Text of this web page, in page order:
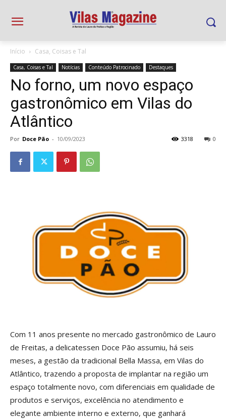
Início Casa, Coisas e Tal
Casa, Coisas e Tal Notícias Conteúdo Patrocinado Destaques
No forno, um novo espaço
gastronômico em Vilas do
Atlântico
Por Doce Pão - 10/09/2023 0
3318
Com 11 anos presente no mercado gastronômico de Lauro
de Freitas, a delicatessen Doce Pão assumiu, há seis
meses, a gestão da tradicional Bella Massa, em Vilas do
Atlântico, trazendo a proposta de implantar na região um
espaço totalmente novo, com diferenciais em qualidade de
produtos e serviços, excelência no atendimento e
elegante ambiente interno e externo, que ganhará